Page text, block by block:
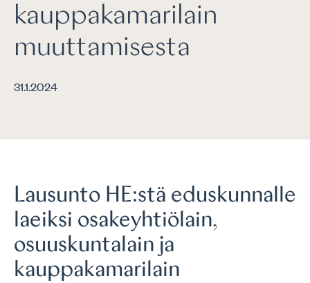
kauppakamarilain
muuttamisesta
31.1.2024
Lausunto HE:stä eduskunnalle
laeiksi osakeyhtiölain,
osuuskuntalain ja
kauppakamarilain